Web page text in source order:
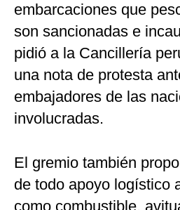
embarcaciones que
son sancionadas e
pidió a la Cancillería
una nota de protesta
embajadores de las
involucradas.
El gremio también
de todo apoyo logístico
como combustible,